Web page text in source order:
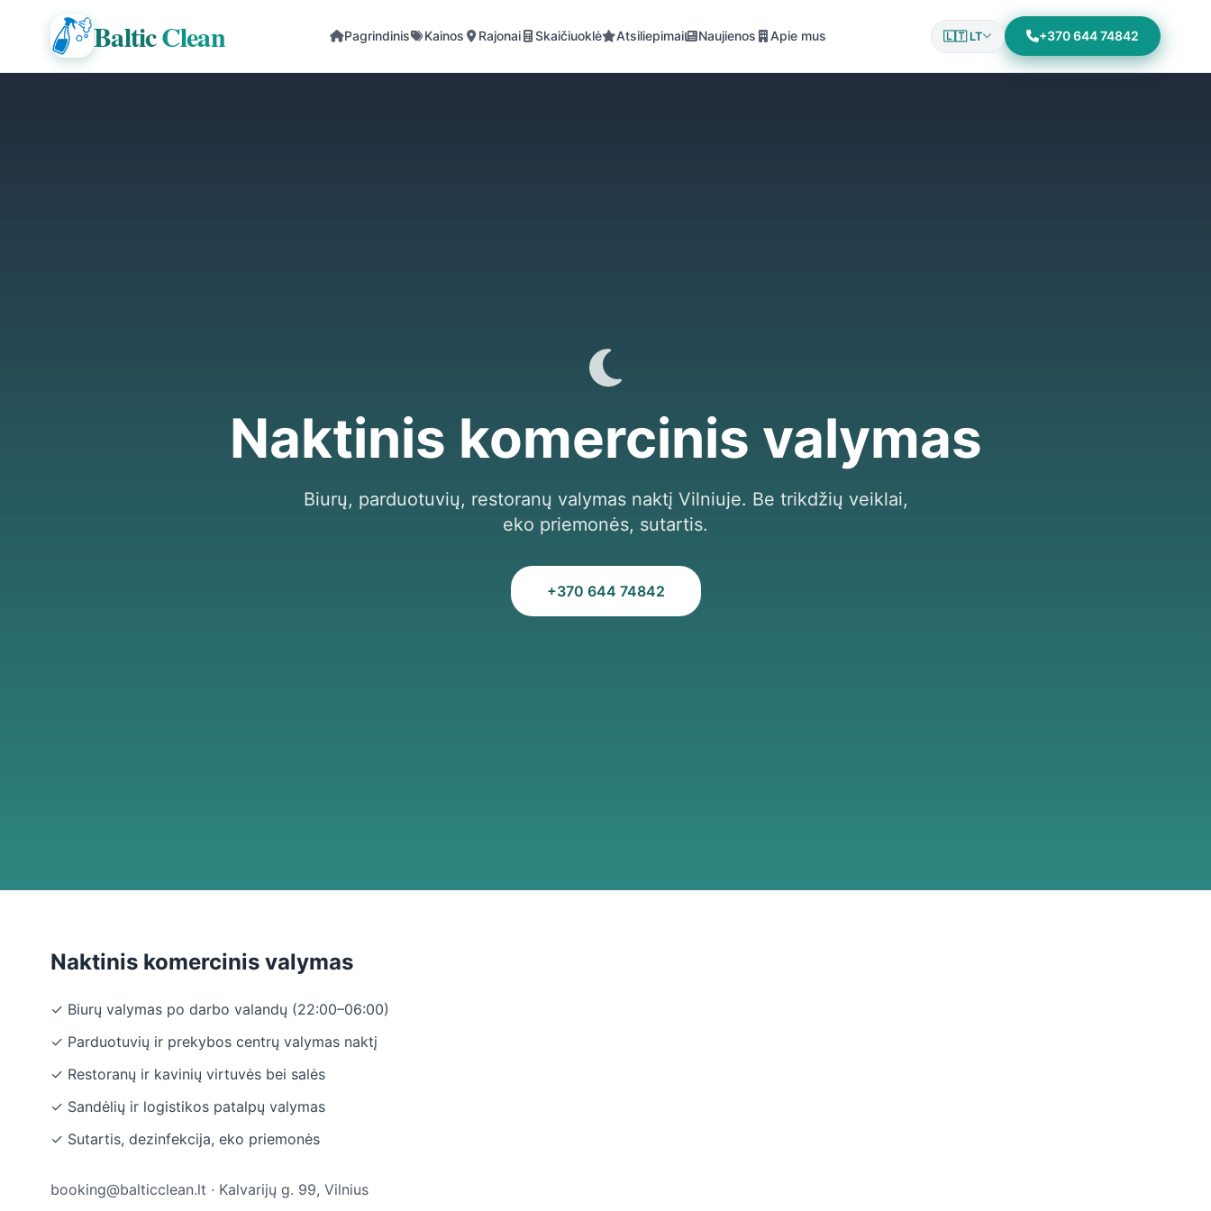
BalticClean Pagrindinis Kainos Rajonai Skaičiuoklė Atsiliepimai Naujienos Apie mus 🇱🇹 LT +370 644 74842
Naktinis komercinis valymas
Biurų, parduotuvių, restoranų valymas naktį Vilniuje. Be trikdžių veiklai,
eko priemonės, sutartis.
+370 644 74842
Naktinis komercinis valymas
✓ Biurų valymas po darbo valandų (22:00–06:00)
✓ Parduotuvių ir prekybos centrų valymas naktį
✓ Restoranų ir kavinių virtuvės bei salės
✓ Sandėlių ir logistikos patalpų valymas
✓ Sutartis, dezinfekcija, eko priemonės
booking@balticclean.lt · Kalvarijų g. 99, Vilnius